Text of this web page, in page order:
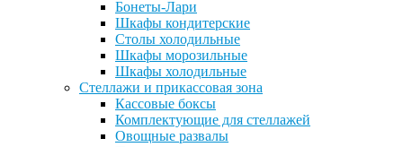
Бонеты-Лари
Шкафы кондитерские
Столы холодильные
Шкафы морозильные
Шкафы холодильные
Стеллажи и прикассовая зона
Кассовые боксы
Комплектующие для стеллажей
Овощные развалы